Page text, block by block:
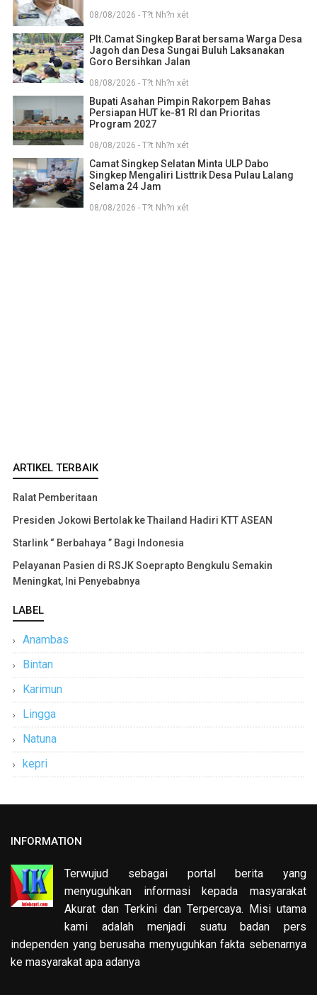
08/08/2026 - T?t Nh?n xét
Plt.Camat Singkep Barat bersama Warga Desa
Jagoh dan Desa Sungai Buluh Laksanakan
Goro Bersihkan Jalan
08/08/2026 - T?t Nh?n xét
Bupati Asahan Pimpin Rakorpem Bahas
Persiapan HUT ke-81 RI dan Prioritas
Program 2027
08/08/2026 - T?t Nh?n xét
Camat Singkep Selatan Minta ULP Dabo
Singkep Mengaliri Listtrik Desa Pulau Lalang
Selama 24 Jam
08/08/2026 - T?t Nh?n xét
ARTIKEL TERBAIK
Ralat Pemberitaan
Presiden Jokowi Bertolak ke Thailand Hadiri KTT ASEAN
Starlink “ Berbahaya ” Bagi Indonesia
Pelayanan Pasien di RSJK Soeprapto Bengkulu Semakin
Meningkat, Ini Penyebabnya
LABEL
Anambas
Bintan
Karimun
Lingga
Natuna
kepri
INFORMATION
Terwujud sebagai portal berita yang
menyuguhkan informasi kepada masyarakat
Akurat dan Terkini dan Terpercaya. Misi utama
kami adalah menjadi suatu badan pers
independen yang berusaha menyuguhkan fakta sebenarnya
ke masyarakat apa adanya